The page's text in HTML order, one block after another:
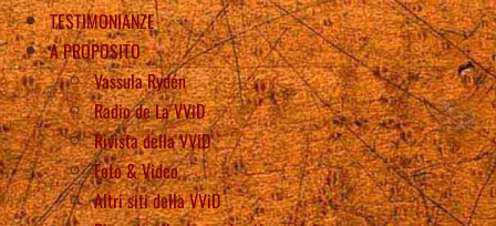
TESTIMONIANZE
A PROPOSITO
Vassula Rydén
Radio de La VViD
Rivista della VViD
Foto & Video
Altri siti della VViD